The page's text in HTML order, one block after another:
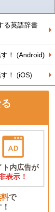
る英語辞書
！ (Android)
！ (iOS)
ト内広告が
表示！
で